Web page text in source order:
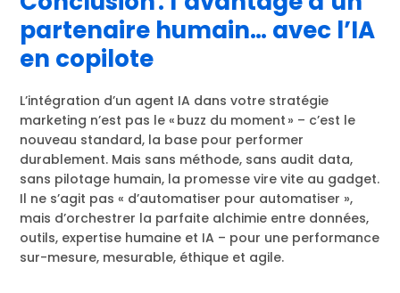
partenaire humain… avec l’IA
en copilote
L’intégration d’un agent IA dans votre stratégie
marketing n’est pas le « buzz du moment » – c’est le
nouveau standard, la base pour performer
durablement. Mais sans méthode, sans audit data,
sans pilotage humain, la promesse vire vite au gadget.
Il ne s’agit pas « d’automatiser pour automatiser »,
mais d’orchestrer la parfaite alchimie entre données,
outils, expertise humaine et IA – pour une performance
sur-mesure, mesurable, éthique et agile.